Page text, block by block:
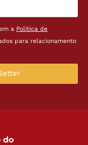
a Política de
para relacionamento
do